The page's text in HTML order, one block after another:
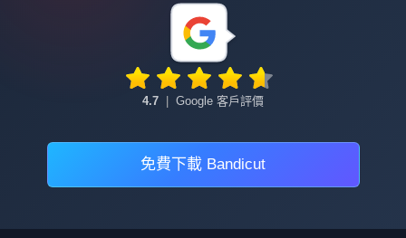
4.7 Google 客戶評價
免費下載 Bandicut